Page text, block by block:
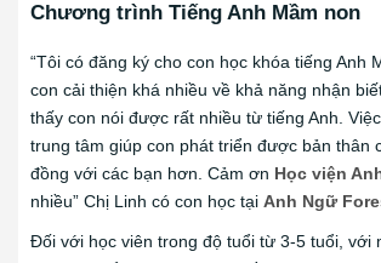
Chương trình Tiếng Anh Mầm non
“Tôi có đăng ký cho con học khóa tiếng Anh
con cải thiện khá nhiều về khả năng nhận
thấy con nói được rất nhiều từ tiếng Anh.
trung tâm giúp con phát triển được bản thân
đồng với các bạn hơn. Cảm ơn Học viện
nhiều” Chị Linh có con học tại Anh Ngữ
Đối với học viên trong độ tuổi từ 3-5 tuổi, với